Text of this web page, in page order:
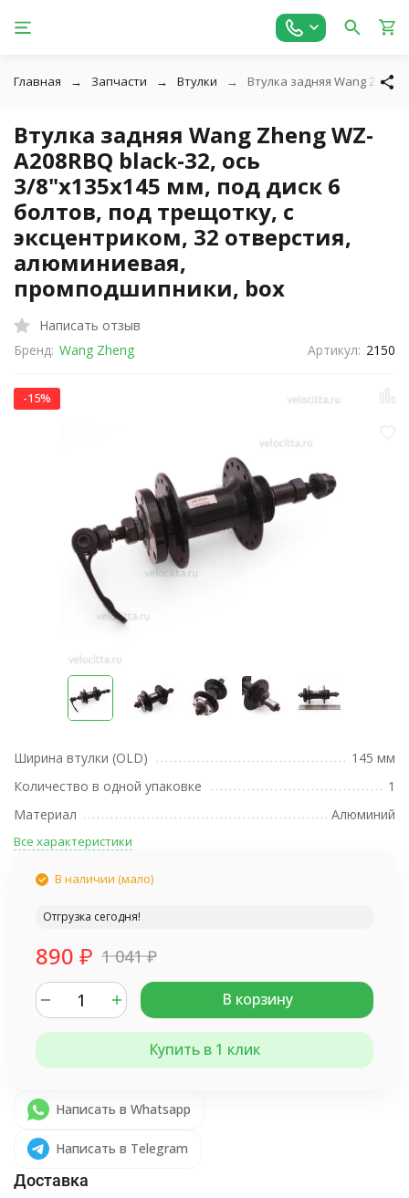
Главная Запчасти Втулки Втулка задняя Wang
Втулка задняя Wang Zheng WZ-
A208RBQ black-32, ось
3/8"х135x145 мм, под диск 6
болтов, под трещотку, с
эксцентриком, 32 отверстия,
алюминиевая,
промподшипники, box
Написать отзыв
Бренд: Wang Zheng Артикул: 2150
-15%
Ширина втулки (OLD)
145 мм
Количество в одной упаковке
1
Материал
Алюминий
Все характеристики
В наличии (мало)
Отгрузка сегодня!
890 ₽ 1 041₽
В корзину
Купить в 1 клик
Написать в Whatsapp
Написать в Telegram